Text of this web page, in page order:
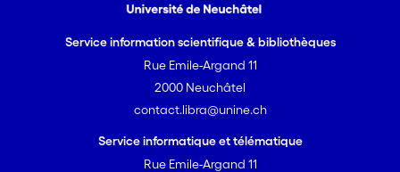
Service information scientifique & bibliothèques
Rue Emile-Argand 11
2000 Neuchâtel
contact.libra@unine.ch
Service informatique et télématique
Rue Emile-Argand 11